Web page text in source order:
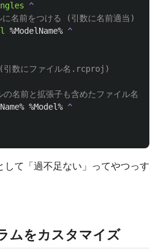
名前をつける (引数に名前適当)
%ModelName%
引数にファイル名.rcproj)
名前と拡張子も含めたファイル名を引
%Model%
して「過不足ない」ってやつっす
ムをカスタマイズ